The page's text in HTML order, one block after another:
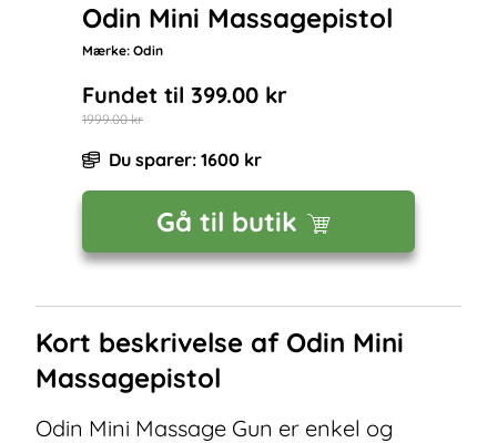
Odin Mini Massagepistol
Mærke: Odin
Fundet til 399.00 kr
1999.00kr
Du sparer: 1600 kr
Gå til butik
Kort beskrivelse af Odin Mini
Massagepistol
Odin Mini Massage Gun er enkel og